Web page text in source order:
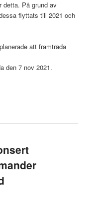
detta. På grund av
flyttats till 2021 och
att framträda
den 7 nov 2021.